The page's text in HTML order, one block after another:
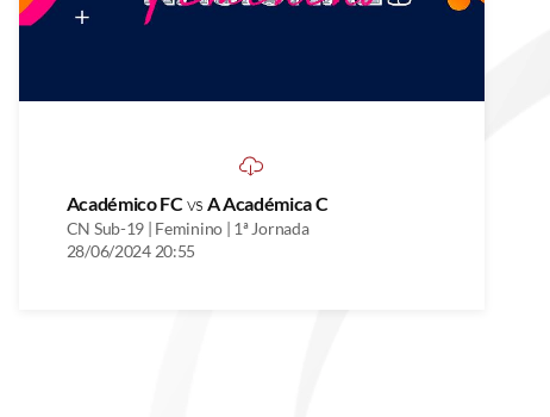
Académico FCvs A Académica C
CN Sub-19 | Feminino | 1ª Jornada
28/06/2024 20:55